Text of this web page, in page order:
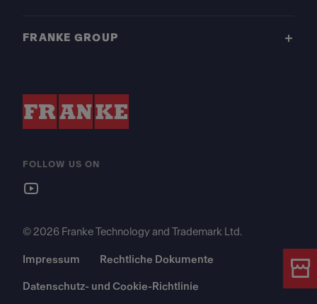
FRANKE GROUP
FOLLOW US ON
© 2026 Franke Technology and Trademark Ltd.
Impressum Rechtliche Dokumente
Datenschutz- und Cookie-Richtlinie